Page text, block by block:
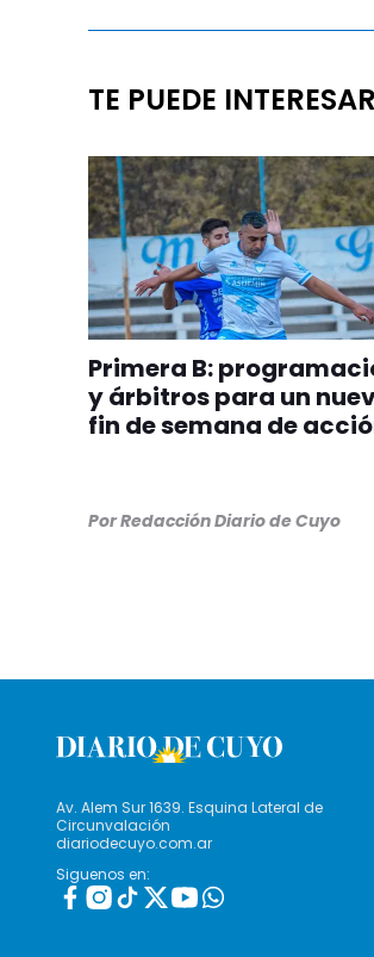
TE PUEDE INTERESAR
Primera B:
y árbitros para un
fin de semana de
PorRedacción Diario de Cuyo
Av. Alem Sur 1639. Esquina Lateral de
Circunvalación
diariodecuyo.com.ar
Siguenos en: